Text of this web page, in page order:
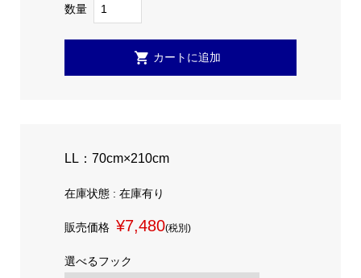
数量
LL：70cm×210cm
在庫状態 : 在庫有り
販売価格 ¥7,480(税別)
選べるフック